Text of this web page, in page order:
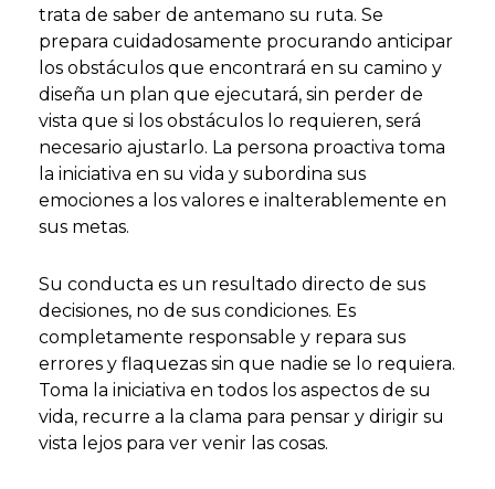
trata de saber de antemano su ruta. Se
prepara cuidadosamente procurando anticipar
los obstáculos que encontrará en su camino y
diseña un plan que ejecutará, sin perder de
vista que si los obstáculos lo requieren, será
necesario ajustarlo. La persona proactiva toma
la iniciativa en su vida y subordina sus
emociones a los valores e inalterablemente en
sus metas.
Su conducta es un resultado directo de sus
decisiones, no de sus condiciones. Es
completamente responsable y repara sus
errores y flaquezas sin que nadie se lo requiera.
Toma la iniciativa en todos los aspectos de su
vida, recurre a la clama para pensar y dirigir su
vista lejos para ver venir las cosas.